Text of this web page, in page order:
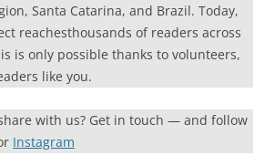
Santa Catarina, and Brazil. Today,
reachesthousands of readers across
is only possible thanks to volunteers,
like you.
with us? Get in touch — and follow
Instagram